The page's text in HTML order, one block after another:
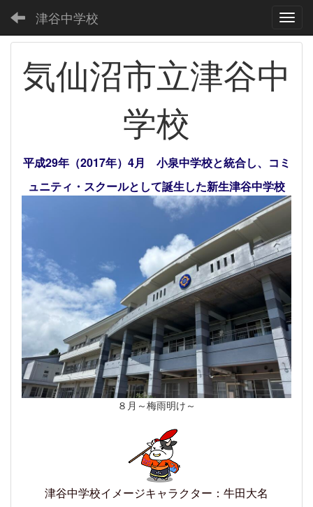
津谷中学校
気仙沼市立津谷中
学校
平成29年（2017年）4月 小泉中学校と統合し、コミ
ュニティ・スクールとして誕生した新生津谷中学校
８月～梅雨明け～
津谷中学校イメージキャラクター：牛田大名